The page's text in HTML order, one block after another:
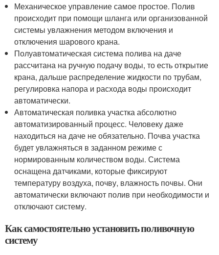
Механическое управление самое простое. Полив
происходит при помощи шланга или организованной
системы увлажнения методом включения и
отключения шарового крана.
Полуавтоматическая система полива на даче
рассчитана на ручную подачу воды, то есть открытие
крана, дальше распределение жидкости по трубам,
регулировка напора и расхода воды происходит
автоматически.
Автоматическая поливка участка абсолютно
автоматизированный процесс. Человеку даже
находиться на даче не обязательно. Почва участка
будет увлажняться в заданном режиме с
нормированным количеством воды. Система
оснащена датчиками, которые фиксируют
температуру воздуха, почву, влажность почвы. Они
автоматически включают полив при необходимости и
отключают систему.
Как самостоятельно установить поливочную
систему